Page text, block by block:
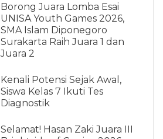
Borong Juara Lomba Esai
UNISA Youth Games 2026,
SMA Islam Diponegoro
Surakarta Raih Juara 1 dan
Juara 2
Kenali Potensi Sejak Awal,
Siswa Kelas 7 Ikuti Tes
Diagnostik
Selamat! Hasan Zaki Juara III